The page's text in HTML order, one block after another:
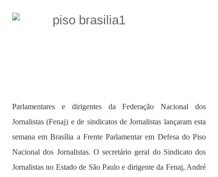
Parlamentares e dirigentes da Federação Nacional dos
Jornalistas (Fenaj) e de sindicatos de Jornalistas lançaram esta
semana em Brasília a Frente Parlamentar em Defesa do Piso
Nacional dos Jornalistas. O secretário geral do Sindicato dos
Jornalistas no Estado de São Paulo e dirigente da Fenaj, André